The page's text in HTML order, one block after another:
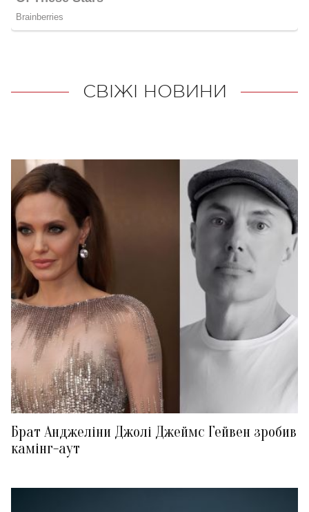
СВІЖІ НОВИНИ
Брат Анджеліни Джолі Джеймс Гейвен зробив
камінг-аут